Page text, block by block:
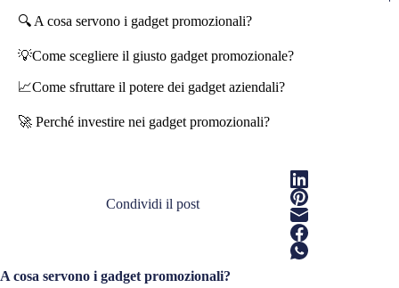
🔍 A cosa servono i gadget promozionali?
💡Come scegliere il giusto gadget promozionale?
📈Come sfruttare il potere dei gadget aziendali?
🚀 Perché investire nei gadget promozionali?
Condividi il post
A cosa servono i gadget promozionali?